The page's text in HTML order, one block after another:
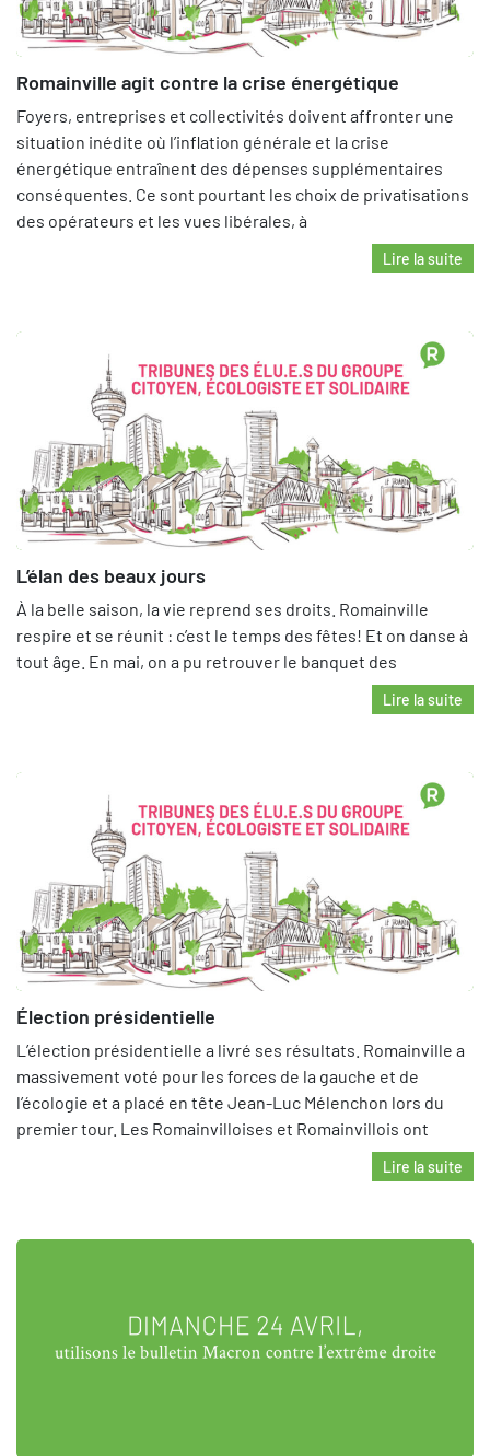
Romainville agit contre la crise énergétique
Foyers, entreprises et collectivités doivent affronter une
situation inédite où l’inflation générale et la crise
énergétique entraînent des dépenses supplémentaires
conséquentes. Ce sont pourtant les choix de privatisations
des opérateurs et les vues libérales, à
Lire la suite
L’élan des beaux jours
À la belle saison, la vie reprend ses droits. Romainville
respire et se réunit : c’est le temps des fêtes! Et on danse à
tout âge. En mai, on a pu retrouver le banquet des
Lire la suite
Élection présidentielle
L’élection présidentielle a livré ses résultats. Romainville a
massivement voté pour les forces de la gauche et de
l’écologie et a placé en tête Jean-Luc Mélenchon lors du
premier tour. Les Romainvilloises et Romainvillois ont
Lire la suite